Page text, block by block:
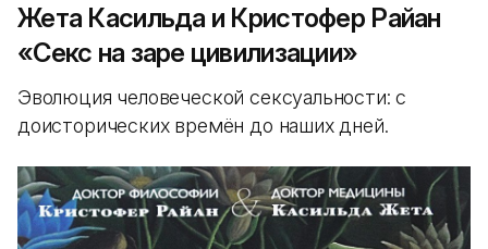
Жета Касильда и Кристофер Райан
«Секс на заре цивилизации»
Эволюция человеческой сексуальности: с
доисторических времён до наших дней.